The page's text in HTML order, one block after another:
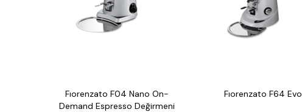
Fıorenzato F04 Nano On-
Demand Espresso Değirmeni
Fıorenzato F64 Evo